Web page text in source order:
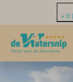
+31